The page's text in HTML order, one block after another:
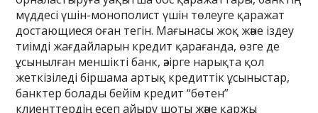
мүддесі үшін-монополист үшін төлеуге қаражат
достающиеся оған тегін. Мағынасы жоқ және іздеу
тиімді жағдайларын кредит қарағанда, өзге де
ұсынылған меншікті банк, әзірге нарықта қол
жеткізіледі біршама артық кредиттік ұсыныстар,
банктер болады бейім кредит “бөтен”
клиенттердің есеп айыру шоты және қаржы